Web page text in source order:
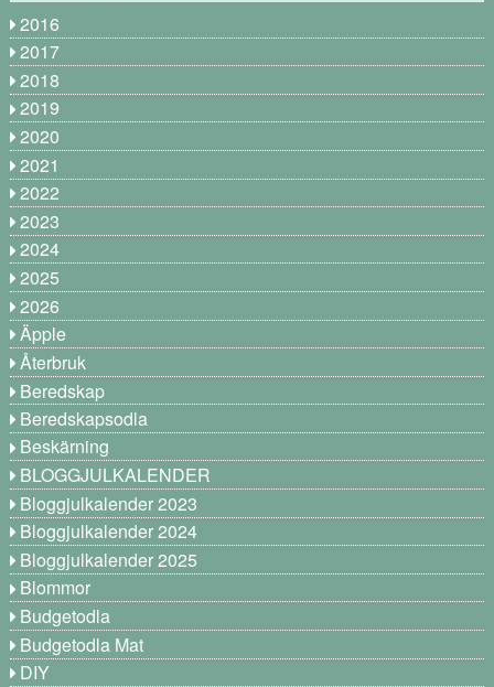
2016
2017
2018
2019
2020
2021
2022
2023
2024
2025
2026
Äpple
Återbruk
Beredskap
Beredskapsodla
Beskärning
BLOGGJULKALENDER
Bloggjulkalender 2023
Bloggjulkalender 2024
Bloggjulkalender 2025
Blommor
Budgetodla
Budgetodla Mat
DIY